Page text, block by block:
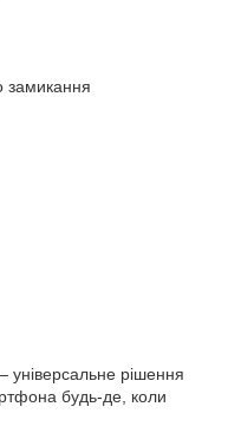
замикання
універсальне рішення
будь-де, коли